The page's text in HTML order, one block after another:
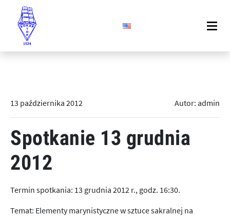
13 października 2012 Autor: admin
Spotkanie 13 grudnia
2012
Termin spotkania: 13 grudnia 2012 r., godz. 16:30.
Temat: Elementy marynistyczne w sztuce sakralnej na